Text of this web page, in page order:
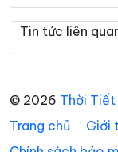
Tin tức liên
© 2026 Thời Tiết
Trang chủ
Giới